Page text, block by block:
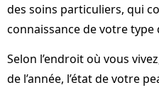
des soins particuliers, qui
connaissance de votre type
Selon l’endroit où vous
de l’année, l’état de votre